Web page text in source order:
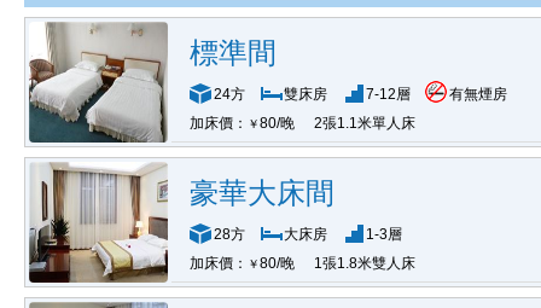
標準間
24方 雙床房 7-12層
有無煙房
加床價：
￥80/晚 2張1.1米單人床
豪華大床間
28方 大床房
1-3層
加床價：
￥80/晚 1張1.8米雙人床